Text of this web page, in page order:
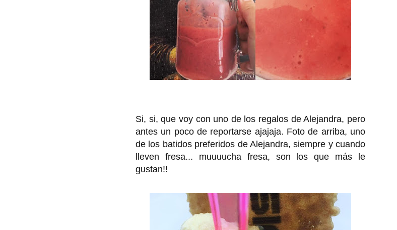
Si, si, que voy con uno de los regalos de Alejandra, pero
antes un poco de reportarse ajajaja. Foto de arriba, uno
de los batidos preferidos de Alejandra, siempre y cuando
lleven fresa... muuuucha fresa, son los que más le
gustan!!